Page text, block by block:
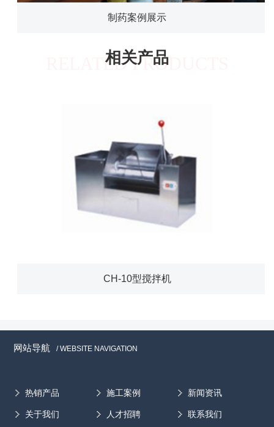
制药案例展示
相关产品
RELATED PRODUCTS
CH-10型搅拌机
网站导航 / WEBSITE NAVIGATION
热销产品 施工案例 新闻资讯
关于我们 人才招聘 联系我们